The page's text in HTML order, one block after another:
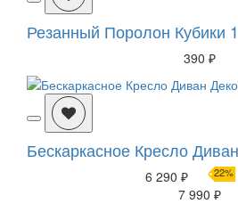
Резанный Поролон Кубики
390 ₽
Бескаркасное Кресло
6 290 ₽ 22%
7 990 ₽